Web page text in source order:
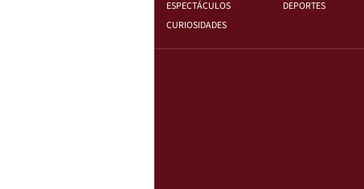
ESPECTÁCULOS
DEPORTES
CURIOSIDADES